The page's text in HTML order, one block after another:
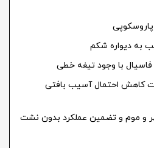
به دیواره شکم
با وجود تیغه خطی
کاهش احتمال آسیب بافتی
و موم و تضمین عملکرد بدون نشت